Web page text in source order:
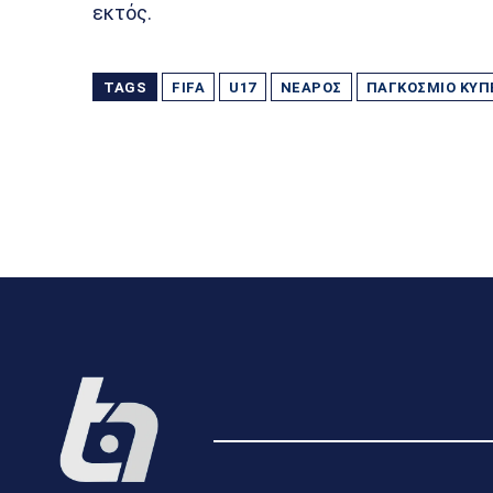
εκτός.
TAGS FIFA U17 ΝΕΑΡΌΣ ΠΑΓΚΌΣΜΙΟ